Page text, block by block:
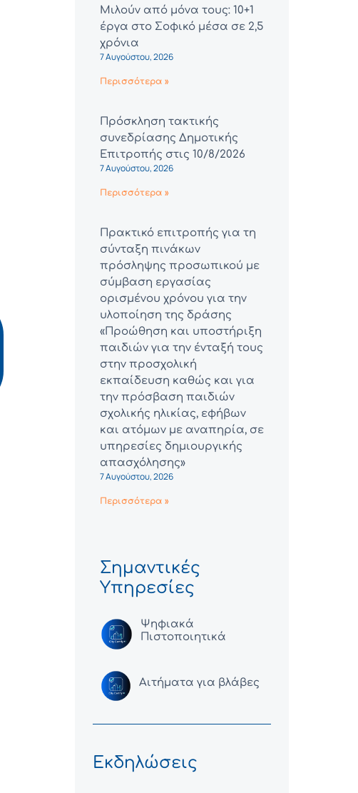
Μιλούν από μόνα τους: 10+1
έργα στο Σοφικό μέσα σε 2,5
χρόνια
7 Αυγούστου, 2026
Περισσότερα »
Πρόσκληση τακτικής
συνεδρίασης Δημοτικής
Επιτροπής στις 10/8/2026
7 Αυγούστου, 2026
Περισσότερα »
Πρακτικό επιτροπής για τη
σύνταξη πινάκων
πρόσληψης προσωπικού με
σύμβαση εργασίας
ορισμένου χρόνου για την
υλοποίηση της δράσης
«Προώθηση και υποστήριξη
παιδιών για την ένταξή τους
στην προσχολική
εκπαίδευση καθώς και για
την πρόσβαση παιδιών
σχολικής ηλικίας, εφήβων
και ατόμων με αναπηρία, σε
υπηρεσίες δημιουργικής
απασχόλησης»
7 Αυγούστου, 2026
Περισσότερα »
Σημαντικές
Υπηρεσίες
Ψηφιακά
Πιστοποιητικά
Αιτήματα για βλάβες
Εκδηλώσεις